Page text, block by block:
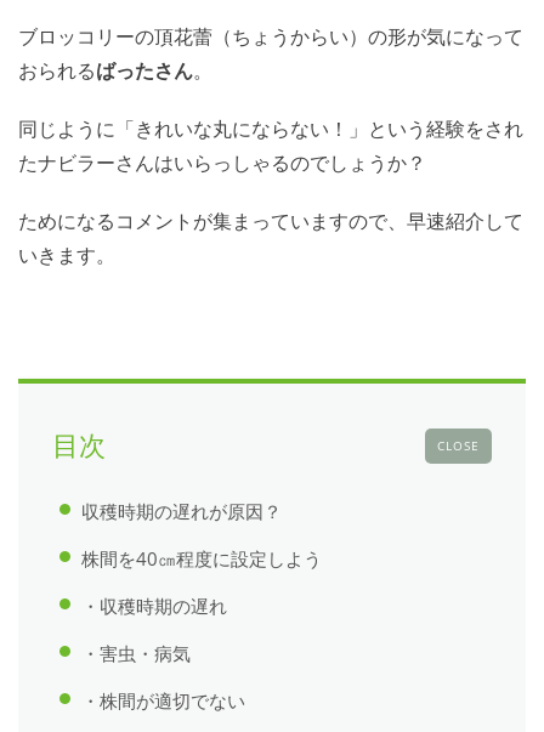
ブロッコリーの頂花蕾（ちょうからい）の形が気になって
おられるばったさん。
同じように「きれいな丸にならない！」という経験をされ
たナビラーさんはいらっしゃるのでしょうか？
ためになるコメントが集まっていますので、早速紹介して
いきます。
CLOSE
目次
収穫時期の遅れが原因？
株間を40㎝程度に設定しよう
・収穫時期の遅れ
・害虫・病気
・株間が適切でない